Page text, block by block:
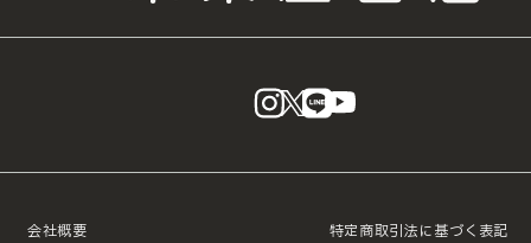
instagram
X LINE
会社概要 特定商取引法に基づく表記